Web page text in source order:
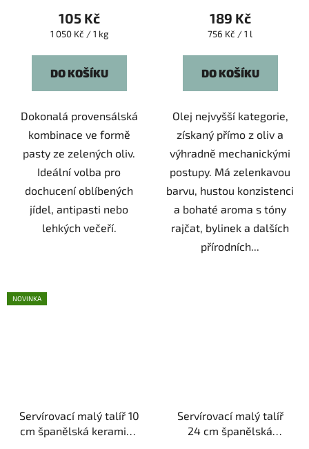
produktu
je
z
105 Kč
Měrná
1 050 Kč / 1 kg
DO KOŠÍKU
Dokonalá provensálská
kombinace ve formě
pasty ze zelených oliv.
Ideální volba pro
dochucení oblíbených
jídel, antipasti nebo
lehkých večeří.
189 Kč
Měrná
756 Kč / 1 l
DO KOŠÍKU
Olej nejvyšší kategorie,
získaný přímo z oliv a
výhradně mechanickými
postupy. Má zelenkavou
barvu, hustou konzistenci
a bohaté aroma s tóny
rajčat, bylinek a dalších
přírodních...
NOVINKA
Servírovací malý talíř 10
cm španělská keramika
Servírovací malý talíř
24 cm španělská